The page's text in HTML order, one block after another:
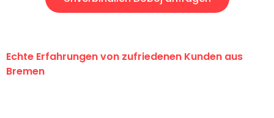
Echte Erfahrungen von zufriedenen Kunden aus
Bremen